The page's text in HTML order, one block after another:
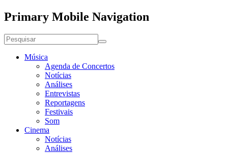
Primary Mobile Navigation
Música
Agenda de Concertos
Notícias
Análises
Entrevistas
Reportagens
Festivais
Som
Cinema
Notícias
Análises